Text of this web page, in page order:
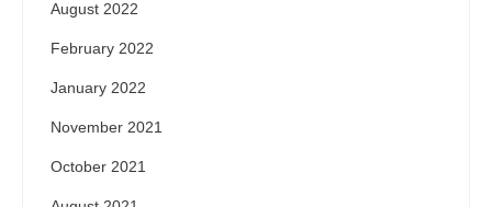
August 2022
February 2022
January 2022
November 2021
October 2021